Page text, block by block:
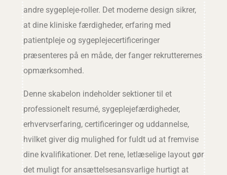
andre sygepleje-roller. Det moderne design sikrer,
at dine kliniske færdigheder, erfaring med
patientpleje og sygeplejecertificeringer
præsenteres på en måde, der fanger rekrutterernes
opmærksomhed.
Denne skabelon indeholder sektioner til et
professionelt resumé, sygeplejefærdigheder,
erhvervserfaring, certificeringer og uddannelse,
hvilket giver dig mulighed for fuldt ud at fremvise
dine kvalifikationer. Det rene, letlæselige layout gør
det muligt for ansættelsesansvarlige hurtigt at